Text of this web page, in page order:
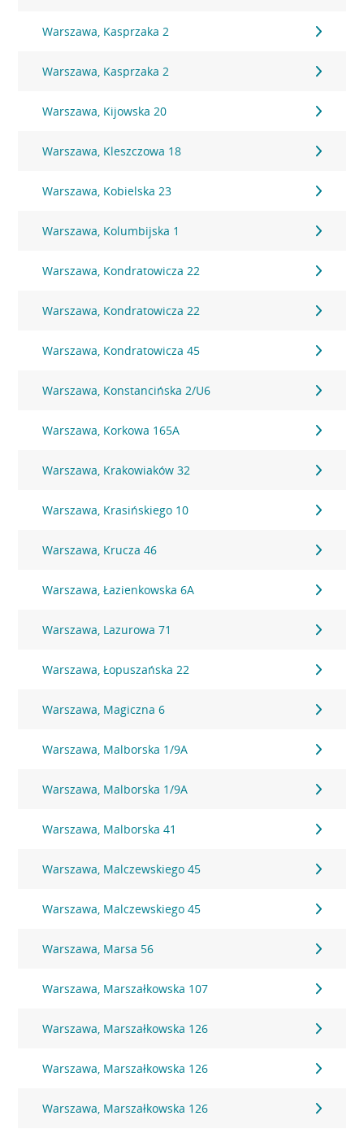
Warszawa, Kasprzaka 2
Warszawa, Kasprzaka 2
Warszawa, Kijowska 20
Warszawa, Kleszczowa 18
Warszawa, Kobielska 23
Warszawa, Kolumbijska 1
Warszawa, Kondratowicza 22
Warszawa, Kondratowicza 22
Warszawa, Kondratowicza 45
Warszawa, Konstancińska 2/U6
Warszawa, Korkowa 165A
Warszawa, Krakowiaków 32
Warszawa, Krasińskiego 10
Warszawa, Krucza 46
Warszawa, Łazienkowska 6A
Warszawa, Lazurowa 71
Warszawa, Łopuszańska 22
Warszawa, Magiczna 6
Warszawa, Malborska 1/9A
Warszawa, Malborska 1/9A
Warszawa, Malborska 41
Warszawa, Malczewskiego 45
Warszawa, Malczewskiego 45
Warszawa, Marsa 56
Warszawa, Marszałkowska 107
Warszawa, Marszałkowska 126
Warszawa, Marszałkowska 126
Warszawa, Marszałkowska 126